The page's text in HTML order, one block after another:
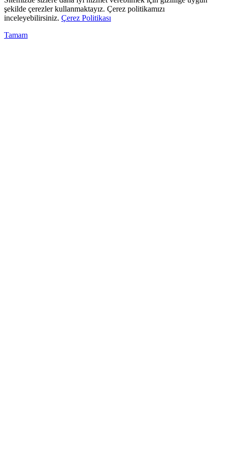
şekilde çerezler kullanmaktayız. Çerez politikamızı
inceleyebilirsiniz. Çerez Politikası
Tamam